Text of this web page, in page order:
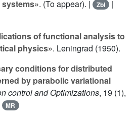
. (To appear). | Zbl |
of functional analysis to
physics». Leningrad (1950).
conditions for distributed
by parabolic variational
control and Optimizations, 19 (1),
MR